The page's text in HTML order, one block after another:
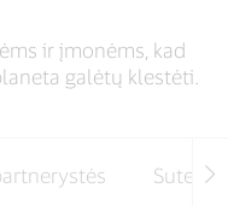
ir įmonėms, kad
galėtų klestėti.